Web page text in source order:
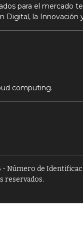
para el mercado
Digital, la Innovación
computing.
- Número de
reservados.